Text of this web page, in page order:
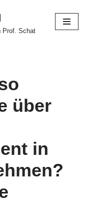
Prof. Schat
über
in